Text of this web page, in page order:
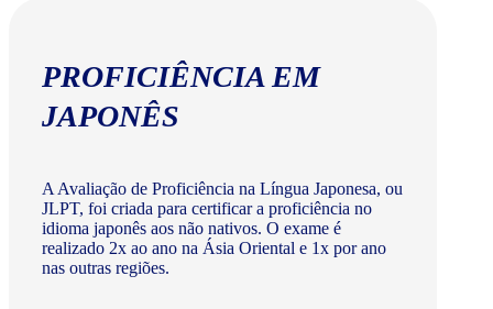
PROFICIÊNCIA EM
JAPONÊS
A Avaliação de Proficiência na Língua Japonesa, ou
JLPT, foi criada para certificar a proficiência no
idioma japonês aos não nativos. O exame é
realizado 2x ao ano na Ásia Oriental e 1x por ano
nas outras regiões.